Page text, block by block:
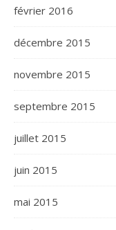
février 2016
décembre 2015
novembre 2015
septembre 2015
juillet 2015
juin 2015
mai 2015